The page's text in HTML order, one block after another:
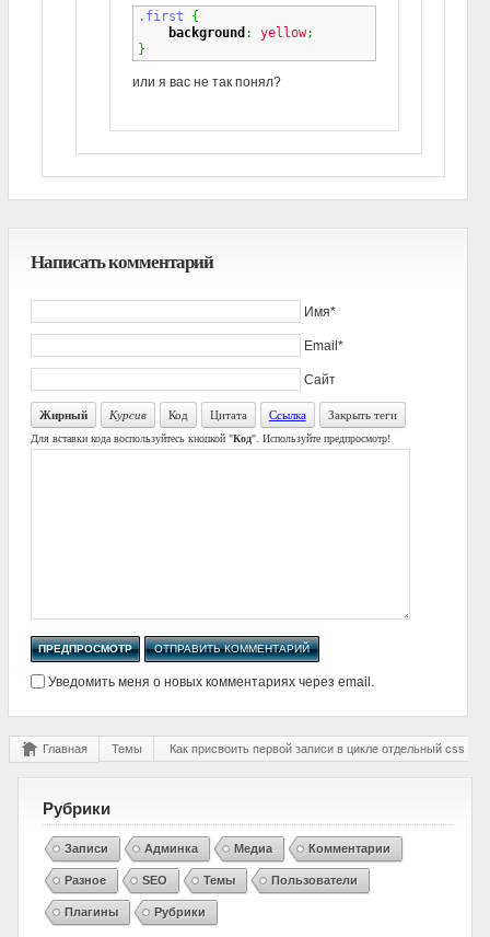
.first
{
background : yellow;
}
или я вас не так понял?
Написать комментарий
Имя*
Email*
Сайт
Жирный Курсив Код Цитата Ссылка Закрыть теги
Для вставки кода воспользуйтесь кнопкой "Код". Используйте предпросмотр!
Уведомить меня о новых комментариях через email.
Главная Темы Как присвоить первой записи в цикле отдельный css
Рубрики
Записи Админка Медиа Комментарии
Разное SEO Темы Пользователи
Плагины Рубрики